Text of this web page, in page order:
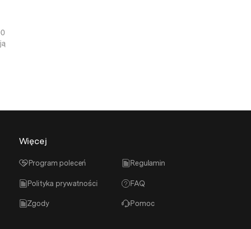
Więcej
Program poleceń Regulamin
Polityka prywatności FAQ
Zgody Pomoc